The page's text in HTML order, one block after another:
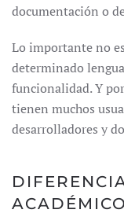
documentación o
Lo importante no
determinado
funcionalidad. Y
tienen muchos
desarrolladores y